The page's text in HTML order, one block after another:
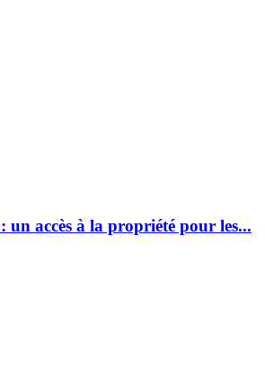
un accès à la propriété pour les...